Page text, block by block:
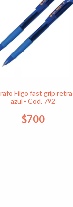
Filgo fast grip
azul - Cod. 792
$700